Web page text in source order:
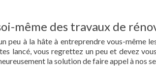
même des travaux de
peu à la hâte à entreprendre vous-même
lancé, vous regrettez un peu et devez
la solution de faire appel à nos